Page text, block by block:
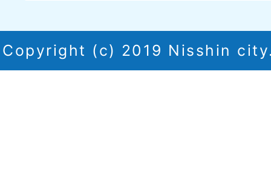
Copyright (c) 2019 Nisshin